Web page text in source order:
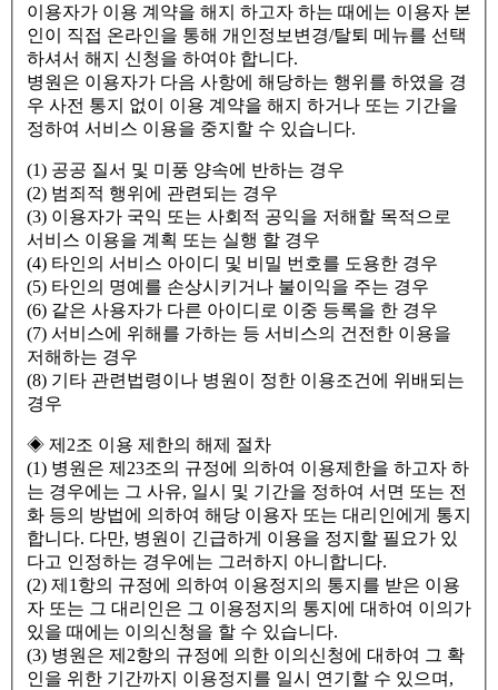
이용자가 이용 계약을 해지 하고자 하는 때에는 이용자 본
인이 직접 온라인을 통해 개인정보변경/탈퇴 메뉴를 선택
하셔서 해지 신청을 하여야 합니다.
병원은 이용자가 다음 사항에 해당하는 행위를 하였을 경
우 사전 통지 없이 이용 계약을 해지 하거나 또는 기간을
정하여 서비스 이용을 중지할 수 있습니다.
(1) 공공 질서 및 미풍 양속에 반하는 경우
(2) 범죄적 행위에 관련되는 경우
(3) 이용자가 국익 또는 사회적 공익을 저해할 목적으로
서비스 이용을 계획 또는 실행 할 경우
(4) 타인의 서비스 아이디 및 비밀 번호를 도용한 경우
(5) 타인의 명예를 손상시키거나 불이익을 주는 경우
(6) 같은 사용자가 다른 아이디로 이중 등록을 한 경우
(7) 서비스에 위해를 가하는 등 서비스의 건전한 이용을
저해하는 경우
(8) 기타 관련법령이나 병원이 정한 이용조건에 위배되는
경우
◈ 제2조 이용 제한의 해제 절차
(1) 병원은 제23조의 규정에 의하여 이용제한을 하고자 하
는 경우에는 그 사유, 일시 및 기간을 정하여 서면 또는 전
화 등의 방법에 의하여 해당 이용자 또는 대리인에게 통지
합니다. 다만, 병원이 긴급하게 이용을 정지할 필요가 있
다고 인정하는 경우에는 그러하지 아니합니다.
(2) 제1항의 규정에 의하여 이용정지의 통지를 받은 이용
자 또는 그 대리인은 그 이용정지의 통지에 대하여 이의가
있을 때에는 이의신청을 할 수 있습니다.
(3) 병원은 제2항의 규정에 의한 이의신청에 대하여 그 확
인을 위한 기간까지 이용정지를 일시 연기할 수 있으며,